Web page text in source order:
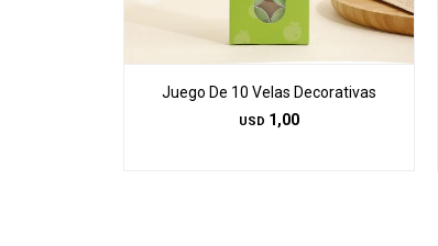
Juego De 10 Velas Decorativas
USD 1,00